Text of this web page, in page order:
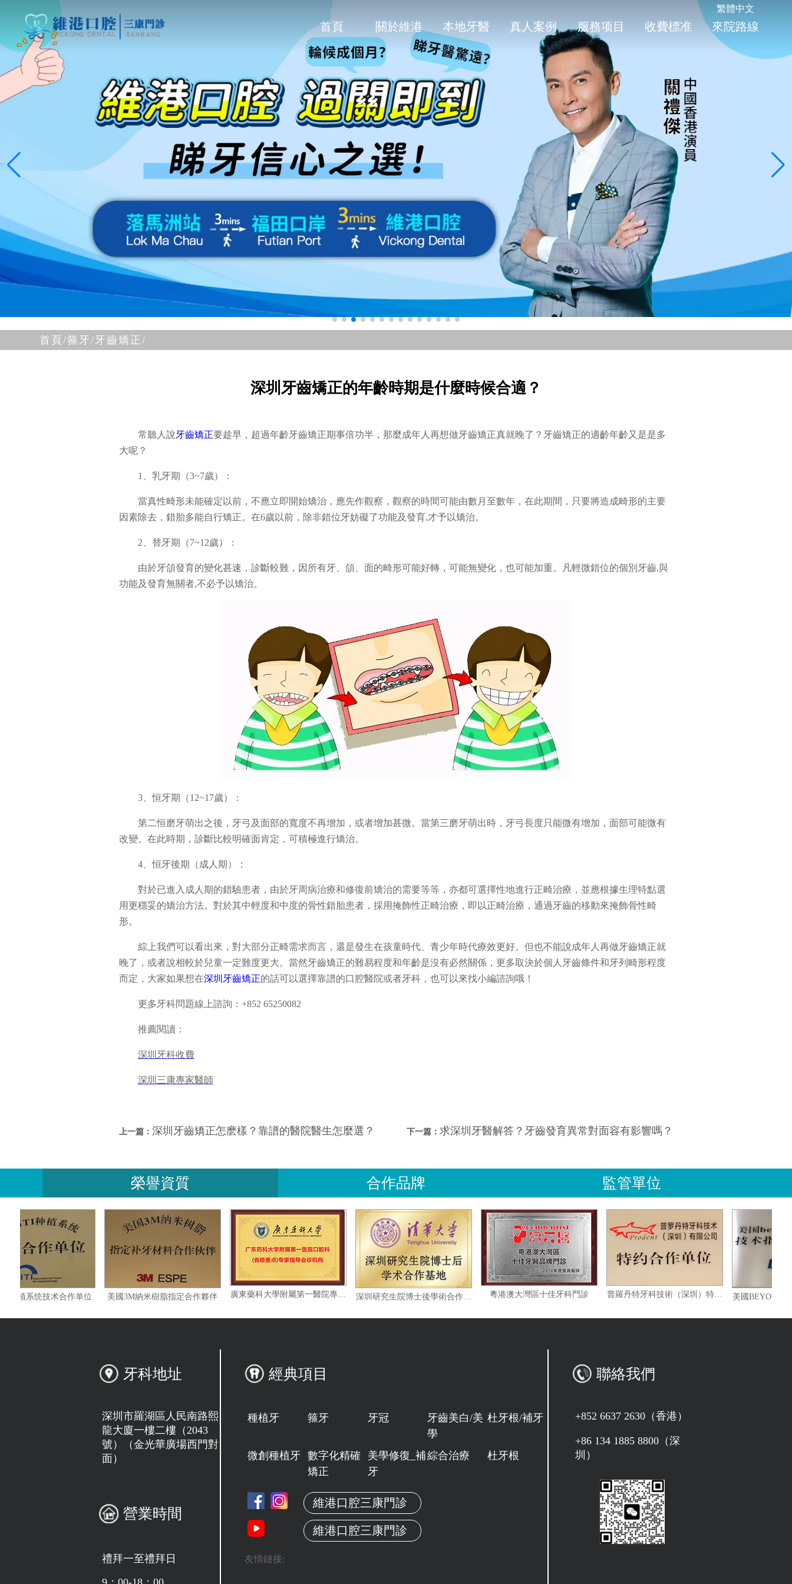
繁體中文
首頁 關於維港 本地牙醫 真人案例 服務项目 收費標准 來院路線
首頁/箍牙/牙齒矯正/
深圳牙齒矯正的年齡時期是什麼時候合適？
常聽人說牙齒矯正要趁早，超過年齡牙齒矯正期事倍功半，那麼成年人再想做牙齒矯正真就晚了？牙齒矯正的適齡年齡又是是多
大呢？
1、乳牙期（3~7歲）：
當真性畸形未能確定以前，不應立即開始矯治，應先作觀察，觀察的時間可能由數月至數年，在此期間，只要將造成畸形的主要
因素除去，錯胎多能自行矯正。在6歲以前，除非錯位牙妨礙了功能及發育,才予以矯治。
2、替牙期（7~12歲）：
由於牙頜發育的變化甚速，診斷較難，因所有牙、頜、面的畸形可能好轉，可能無變化，也可能加重。凡輕微錯位的個別牙齒,與
功能及發育無關者,不必予以矯治。
3、恒牙期（12~17歲）：
第二恒磨牙萌出之後，牙弓及面部的寬度不再增加，或者增加甚微。當第三磨牙萌出時，牙弓長度只能微有增加，面部可能微有
改變。在此時期，診斷比較明確面肯定，可積極進行矯治。
4、恒牙後期（成人期）：
對於已進入成人期的錯驗患者，由於牙周病治療和修復前矯治的需要等等，亦都可選擇性地進行正畸治療，並應根據生理特點選
用更穩妥的矯治方法。對於其中輕度和中度的骨性錯胎患者，採用掩飾性正畸治療，即以正畸治療，通過牙齒的移動來掩飾骨性畸
形。
綜上我們可以看出來，對大部分正畸需求而言，還是發生在孩童時代、青少年時代療效更好。但也不能說成年人再做牙齒矯正就
晚了，或者說相較於兒童一定難度更大。當然牙齒矯正的難易程度和年齡是沒有必然關係，更多取決於個人牙齒條件和牙列畸形程度
而定，大家如果想在深圳牙齒矯正的話可以選擇靠譜的口腔醫院或者牙科，也可以來找小編諮詢哦！
更多牙科問題線上諮詢：+852 65250082
推薦閱讀：
深圳牙科收費
深圳三康專家醫師
上一篇： 深圳牙齒矯正怎麽樣？靠譜的醫院醫生怎麼選？ 下一篇：求深圳牙醫解答？牙齒發育異常對面容有影響嗎？
榮譽資質 合作品牌 監管單位
瑞士ITI种植系统技术合作单位 美國3M納米樹脂指定合作夥伴 廣東藥科大學附屬第一醫院專家指導會診機构 深圳研究生院博士後學術合作基地 粵港澳大灣區十佳牙科門診 普羅丹特牙科技術（深圳）特約合作單位
牙科地址
深圳市羅湖區人民南路熙
龍大廈一樓二樓（2043
號）（金光華廣場西門對
面）
營業時間
禮拜一至禮拜日
經典項目
種植牙 箍牙 牙冠
牙齒美白/美
學
杜牙根/補牙
微創種植牙 數字化精確
矯正
美學修復_補
牙
綜合治療 杜牙根
維港口腔三康門診
維港口腔三康門診
友情鏈接:
聯絡我們
+852 6637 2630（香港）
+86 134 1885 8800（深
圳）